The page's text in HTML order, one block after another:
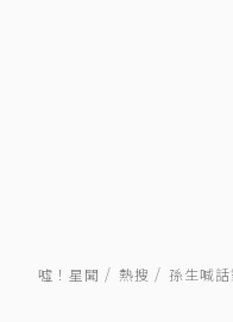
噓！星聞 熱搜 孫生喊